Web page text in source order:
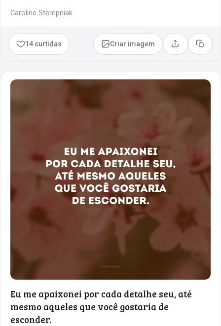
Caroline Stempniak
14 curtidas Criar imagem Compartilhar
Copiar
Eu me apaixonei por cada detalhe seu, até
mesmo aqueles que você gostaria de
esconder.